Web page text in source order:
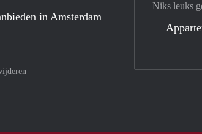
in Amsterdam
Meastro
Niks leuks